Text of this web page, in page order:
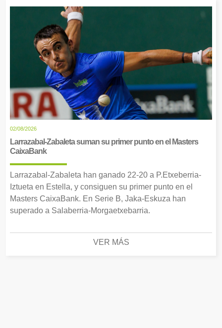
02/08/2026
Larrazabal-Zabaleta suman su primer punto en el Masters
CaixaBank
Larrazabal-Zabaleta han ganado 22-20 a P.Etxeberria-
Iztueta en Estella, y consiguen su primer punto en el
Masters CaixaBank. En Serie B, Jaka-Eskuza han
superado a Salaberria-Morgaetxebarria.
VER MÁS